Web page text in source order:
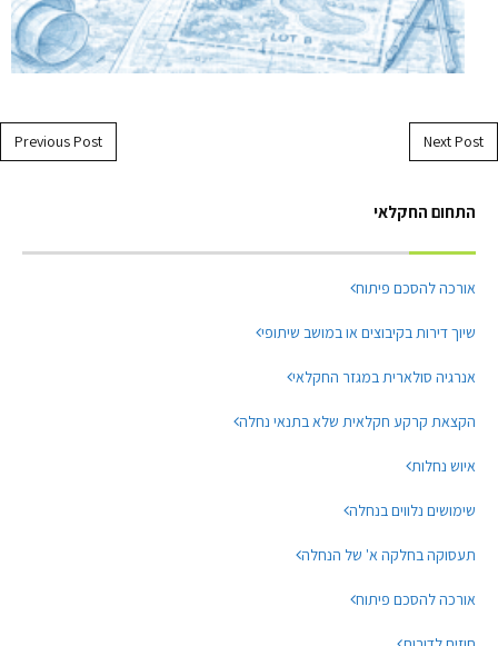
Post navigation
Previous Post Next Post
התחום החקלאי
אורכה להסכם פיתוח
שיוך דירות בקיבוצים או במושב שיתופי
אנרגיה סולארית במגזר החקלאי
הקצאת קרקע חקלאית שלא בתנאי נחלה
איוש נחלות
שימושים נלווים בנחלה
תעסוקה בחלקה א' של הנחלה
אורכה להסכם פיתוח